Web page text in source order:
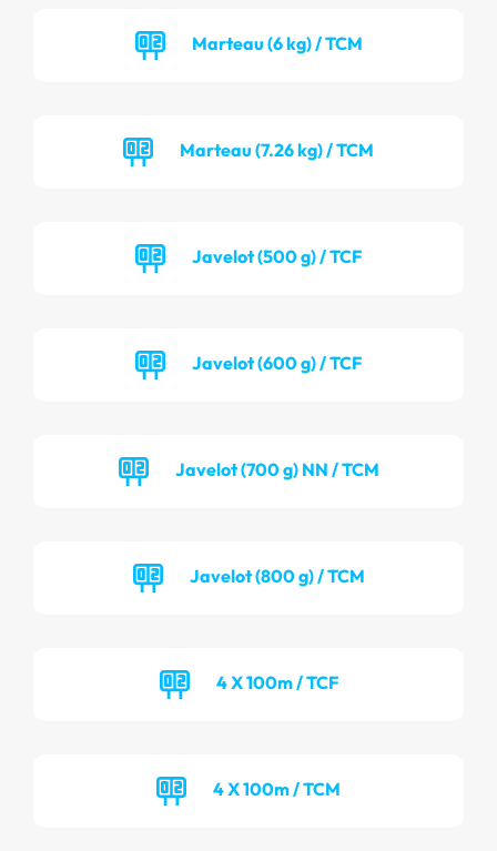
Marteau (6 kg) / TCM
Marteau (7.26 kg) / TCM
Javelot (500 g) / TCF
Javelot (600 g) / TCF
Javelot (700 g) NN / TCM
Javelot (800 g) / TCM
4 X 100m / TCF
4 X 100m / TCM